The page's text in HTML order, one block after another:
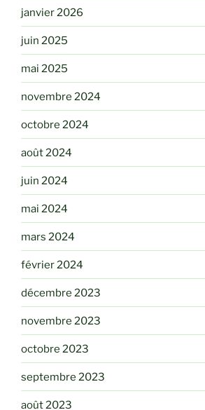
janvier 2026
juin 2025
mai 2025
novembre 2024
octobre 2024
août 2024
juin 2024
mai 2024
mars 2024
février 2024
décembre 2023
novembre 2023
octobre 2023
septembre 2023
août 2023